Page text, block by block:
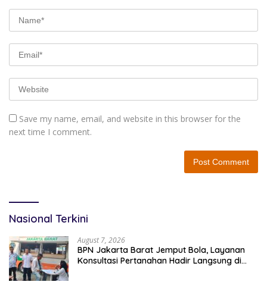
Save my name, email, and website in this browser for the
next time I comment.
Nasional Terkini
August 7, 2026
BPN Jakarta Barat Jemput Bola, Layanan
Konsultasi Pertanahan Hadir Langsung di